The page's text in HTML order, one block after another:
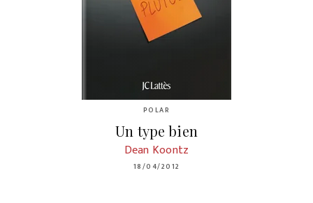
POLAR
Un type bien
Dean Koontz
18/04/2012